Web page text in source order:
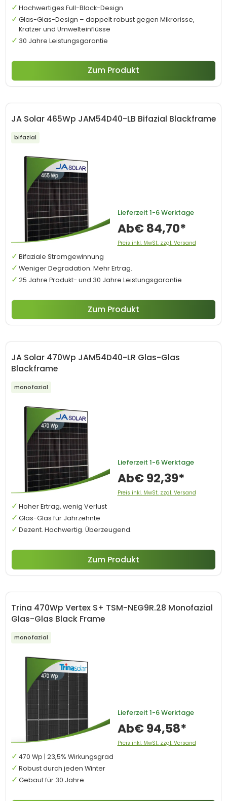
Hochwertiges Full-Black-Design
Glas-Glas-Design – doppelt robust gegen Mikrorisse,
Kratzer und Umwelteinflüsse
30 Jahre Leistungsgarantie
Zum Produkt
JA Solar 465Wp JAM54D40-LB Bifazial Blackframe
bifazial
Lieferzeit 1-6 Werktage
Ab€ 84,70*
Preis inkl. MwSt. zzgl. Versand
Bifaziale Stromgewinnung
Weniger Degradation. Mehr Ertrag.
25 Jahre Produkt- und 30 Jahre Leistungsgarantie
Zum Produkt
JA Solar 470Wp JAM54D40-LR Glas-Glas
Blackframe
monofazial
Lieferzeit 1-6 Werktage
Ab€ 92,39*
Preis inkl. MwSt. zzgl. Versand
Hoher Ertrag, wenig Verlust
Glas-Glas für Jahrzehnte
Dezent. Hochwertig. Überzeugend.
Zum Produkt
Trina 470Wp Vertex S+ TSM-NEG9R.28 Monofazial
Glas-Glas Black Frame
monofazial
Lieferzeit 1-6 Werktage
Ab€ 94,58*
Preis inkl. MwSt. zzgl. Versand
470 Wp | 23,5% Wirkungsgrad
Robust durch jeden Winter
Gebaut für 30 Jahre